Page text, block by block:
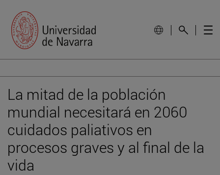
La mitad de la población
mundial necesitará en 2060
cuidados paliativos en
procesos graves y al final de la
vida